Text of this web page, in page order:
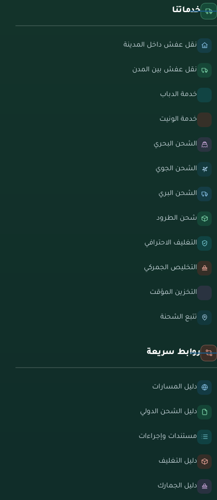
خدماتنا
نقل عفش داخل المدينة
نقل عفش بين المدن
خدمة الدباب
خدمة الونيت
الشحن البحري
الشحن الجوي
الشحن البري
شحن الطرود
التغليف الاحترافي
التخليص الجمركي
التخزين المؤقت
تتبع الشحنة
روابط سريعة
دليل المسارات
دليل الشحن الدولي
مستندات وإجراءات
دليل التغليف
دليل الجمارك